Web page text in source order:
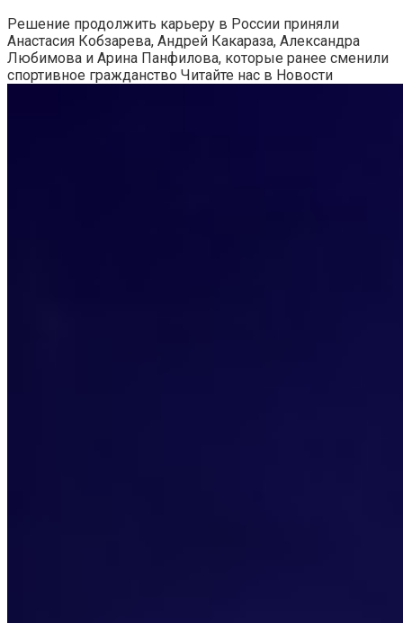
Решение продолжить карьеру в России приняли
Анастасия Кобзарева, Андрей Какараза, Александра
Любимова и Арина Панфилова, которые ранее сменили
спортивное гражданство Читайте нас в Новости